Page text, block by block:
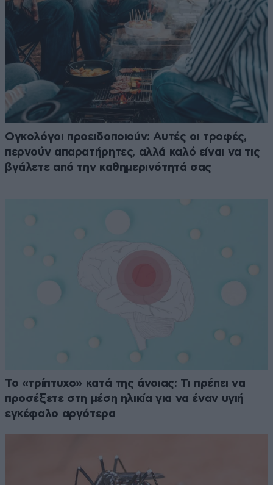
Ογκολόγοι προειδοποιούν: Αυτές οι τροφές,
περνούν απαρατήρητες, αλλά καλό είναι να τις
βγάλετε από την καθημερινότητά σας
Το «τρίπτυχο» κατά της άνοιας: Τι πρέπει να
προσέξετε στη μέση ηλικία για να έναν υγιή
εγκέφαλο αργότερα